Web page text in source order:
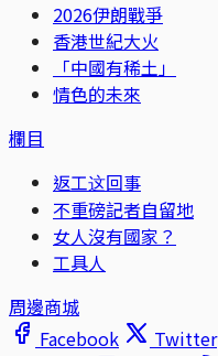
2026伊朗戰爭
香港世紀大火
「中國有稀土」
情色的未來
欄目
返工这回事
不重磅記者自留地
女人沒有國家？
工具人
周邊商城
Facebook
Twitter